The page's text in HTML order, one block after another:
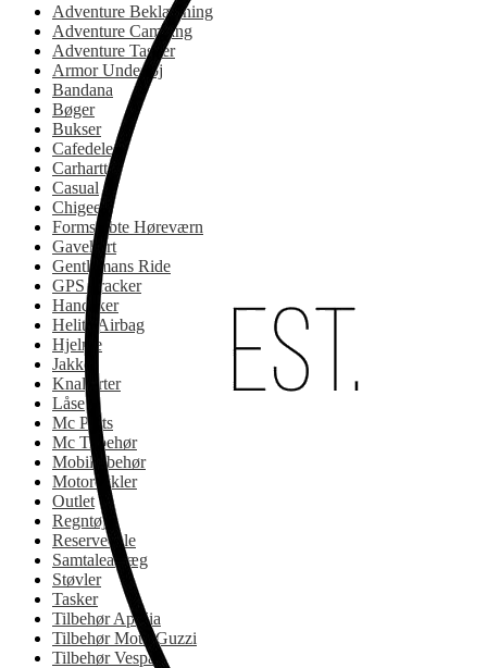
Adventure Beklædning
Adventure Camping
Adventure Tasker
Armor Undertøj
Bandana
Bøger
Bukser
Cafedele
Carhartt
Casual
Chigee
Formstøbte Høreværn
Gavekort
Gentlemans Ride
GPS Tracker
Handsker
Helite Airbag
Hjelme
Jakker
Knallerter
Låse
Mc Parts
Mc Tilbehør
Mobiltilbehør
Motorcykler
Outlet
Regntøj
Reservedele
Samtaleanlæg
Støvler
Tasker
Tilbehør Aprilia
Tilbehør Moto Guzzi
Tilbehør Vespa